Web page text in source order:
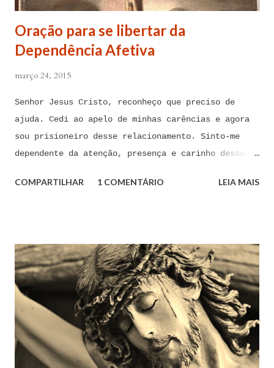
Oração para se libertar da
Dependência Afetiva
março 24, 2015
Senhor Jesus Cristo, reconheço que preciso de
ajuda. Cedi ao apelo de minhas carências e agora
sou prisioneiro desse relacionamento. Sinto-me
dependente da atenção, presença e carinho dessa
para me libertar da influência dessas tentações. A
tentação me venceu. E confesso a minha culpa por
ter cedido às suas insinuações me deixando
envolver. Mas, neste momento, eu me agarro com
todas as minhas forças ao poder de Tua Santa Cruz.
Jesus, eu suplico que o Senhor ordene a todas as
forças espirituais malignas que me amarram e
atormentam por meio desses sentimentos para que se
COMPARTILHAR 1 COMENTÁRIO LEIA MAIS